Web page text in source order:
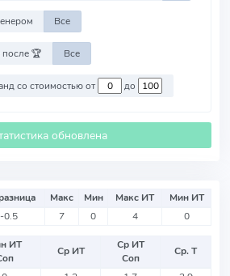
Все
🏆 Все
Против команд со стоимостью от до
обновлена
Макс Мин Макс ИТ
Мин ИТ
-0.5 7 0 4 0
ИТ
Ср ИТ
Ср ИТ
Соп
Ср. Т